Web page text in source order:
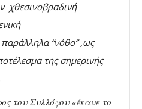
χθεσινοβραδινή
“νόθο” ,ως
της σημερινής
του Συλλόγου «έκανε το